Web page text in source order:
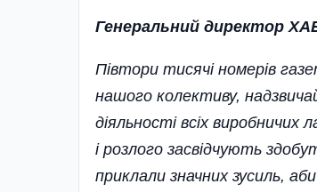
Генеральний директор
Півтори тисячі номерів
нашого колективу,
діяльності всіх виробничих
і розлого засвідчують
приклали значних зусиль,